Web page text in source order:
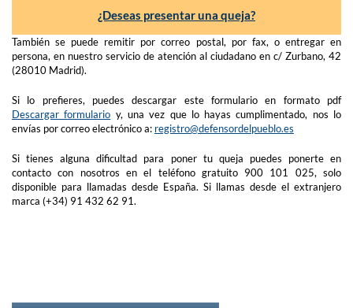
¿Deseas presentar una queja?
También se puede remitir por correo postal, por fax, o entregar en
persona, en nuestro servicio de atención al ciudadano en c/ Zurbano, 42
(28010 Madrid).
Si lo prefieres, puedes descargar este formulario en formato pdf
Descargar formulario y, una vez que lo hayas cumplimentado, nos lo
envías por correo electrónico a: registro@defensordelpueblo.es
Si tienes alguna dificultad para poner tu queja puedes ponerte en
contacto con nosotros en el teléfono gratuito 900 101 025, solo
disponible para llamadas desde España. Si llamas desde el extranjero
marca (+34) 91 432 62 91.